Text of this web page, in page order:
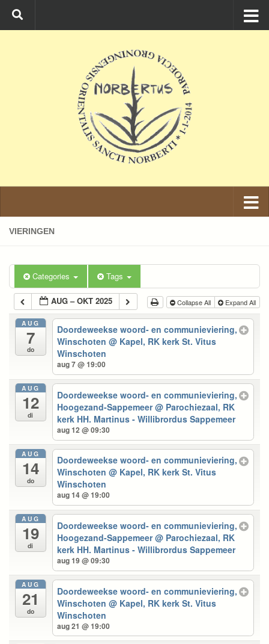
Ga naar de inhoud
VIERINGEN
Categories Tags
AUG – OKT 2025 Collapse All Expand All
AUG
7
do
Doordeweekse woord- en communieviering,
Winschoten@ Kapel, RK kerk St. Vitus
Winschoten
aug 7 @ 19:00
AUG
12
di
Doordeweekse woord- en communieviering,
Hoogezand-Sappemeer@ Parochiezaal, RK
kerk HH. Martinus - Willibrordus Sappemeer
aug 12 @ 09:30
AUG
14
do
Doordeweekse woord- en communieviering,
Winschoten@ Kapel, RK kerk St. Vitus
Winschoten
aug 14 @ 19:00
AUG
19
di
Doordeweekse woord- en communieviering,
Hoogezand-Sappemeer@ Parochiezaal, RK
kerk HH. Martinus - Willibrordus Sappemeer
aug 19 @ 09:30
AUG
21
do
Doordeweekse woord- en communieviering,
Winschoten@ Kapel, RK kerk St. Vitus
Winschoten
aug 21 @ 19:00